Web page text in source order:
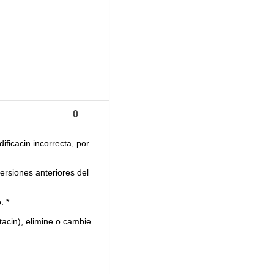
0
incorrecta, por
anteriores del
*
elimine o cambie